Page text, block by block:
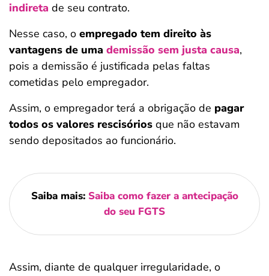
indireta de seu contrato.
Nesse caso, o empregado tem direito às
vantagens de uma demissão sem justa causa,
pois a demissão é justificada pelas faltas
cometidas pelo empregador.
Assim, o empregador terá a obrigação de pagar
todos os valores rescisórios que não estavam
sendo depositados ao funcionário.
Saiba mais: Saiba como fazer a antecipação
do seu FGTS
Assim, diante de qualquer irregularidade, o